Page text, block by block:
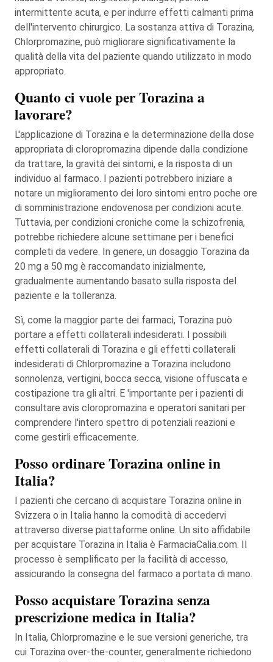
intermittente acuta, e per indurre effetti calmanti prima
dell'intervento chirurgico. La sostanza attiva di Torazina,
Chlorpromazine, può migliorare significativamente la
qualità della vita del paziente quando utilizzato in modo
appropriato.
Quanto ci vuole per Torazina a
lavorare?
L'applicazione di Torazina e la determinazione della dose
appropriata di cloropromazina dipende dalla condizione
da trattare, la gravità dei sintomi, e la risposta di un
individuo al farmaco. I pazienti potrebbero iniziare a
notare un miglioramento dei loro sintomi entro poche ore
di somministrazione endovenosa per condizioni acute.
Tuttavia, per condizioni croniche come la schizofrenia,
potrebbe richiedere alcune settimane per i benefici
completi da vedere. In genere, un dosaggio Torazina da
20 mg a 50 mg è raccomandato inizialmente,
gradualmente aumentando basato sulla risposta del
paziente e la tolleranza.
Sì, come la maggior parte dei farmaci, Torazina può
portare a effetti collaterali indesiderati. I possibili
effetti collaterali di Torazina e gli effetti collaterali
indesiderati di Chlorpromazine a Torazina includono
sonnolenza, vertigini, bocca secca, visione offuscata e
costipazione tra gli altri. E 'importante per i pazienti di
consultare avis cloropromazina e operatori sanitari per
comprendere l'intero spettro di potenziali reazioni e
come gestirli efficacemente.
Posso ordinare Torazina online in
Italia?
I pazienti che cercano di acquistare Torazina online in
Svizzera o in Italia hanno la comodità di accedervi
attraverso diverse piattaforme online. Un sito affidabile
per acquistare Torazina in Italia è FarmaciaCalia.com. Il
processo è semplificato per la facilità di accesso,
assicurando la consegna del farmaco a portata di mano.
Posso acquistare Torazina senza
prescrizione medica in Italia?
In Italia, Chlorpromazine e le sue versioni generiche, tra
cui Torazina over-the-counter, generalmente richiedono